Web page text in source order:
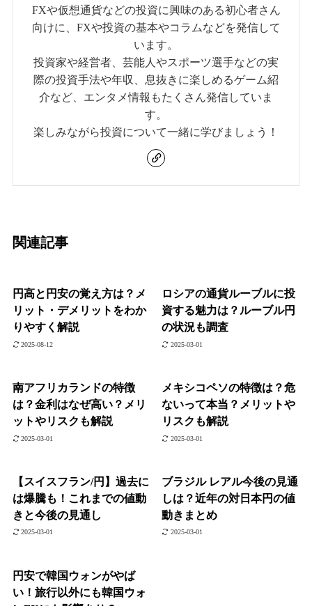
FXや仮想通貨などの投資に興味のある初心者さん
向けに、FXや投資の基本やコラムなどを発信して
います。
投資家や経営者、芸能人やスポーツ選手などの実
際の投資手法や年収、息抜きに楽しめるゲーム紹
介など、エンタメ情報もたくさん発信していま
す。
楽しみながら投資について一緒に学びましょう！
関連記事
円高と円安の覚え方は？メ
リット・デメリットをわか
りやすく解説
2025-08-12
ロシアの通貨ルーブルに投
資する魅力は？ルーブル円
の状況も調査
2025-03-01
南アフリカランドの特徴
は？金利はなぜ高い？メリ
ットやリスクも解説
2025-03-01
メキシコペソの特徴は？危
ないって本当？メリットや
リスクも解説
2025-03-01
【スイスフラン/円】過去に
は爆騰も！これまでの値動
きと今後の見通し
2025-03-01
ブラジル レアル今後の見通
しは？近年の対日本円の値
動きまとめ
2025-03-01
円安で韓国ウォンがやば
い！旅行以外にも韓国ウォ